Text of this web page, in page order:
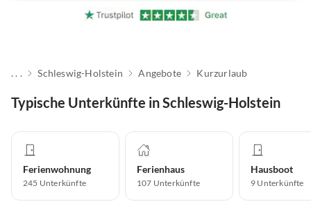
. . . Schleswig-Holstein Angebote Kurzurlaub
Typische Unterkünfte in Schleswig-Holstein
Ferienwohnung
245 Unterkünfte
Ferienhaus
107 Unterkünfte
Hausboot
9 Unterkünfte